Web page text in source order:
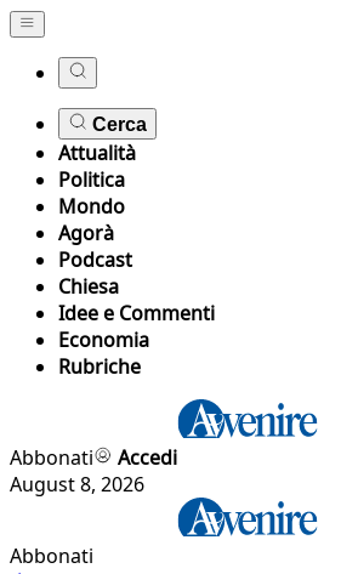
Cerca
Attualità
Politica
Mondo
Agorà
Podcast
Chiesa
Idee e Commenti
Economia
Rubriche
Abbonati
Accedi
August 8, 2026
Abbonati